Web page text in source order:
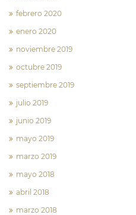
febrero 2020
enero 2020
noviembre 2019
octubre 2019
septiembre 2019
julio 2019
junio 2019
mayo 2019
marzo 2019
mayo 2018
abril 2018
marzo 2018